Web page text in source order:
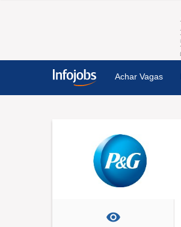
Achar Vagas